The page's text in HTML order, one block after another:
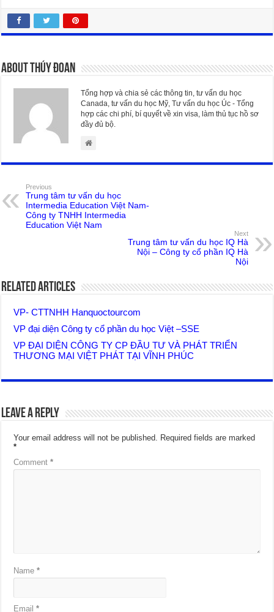
About Thúy Đoan
Tổng hợp và chia sẻ các thông tin, tư vấn du học
Canada, tư vấn du học Mỹ, Tư vấn du học Úc - Tổng
hợp các chi phí, bí quyết về xin visa, làm thủ tục hồ sơ
đầy đủ bộ.
Previous
Trung tâm tư vấn du học
Intermedia Education Việt Nam-
Công ty TNHH Intermedia
Education Việt Nam
Next
Trung tâm tư vấn du học IQ Hà
Nội – Công ty cổ phần IQ Hà
Nội
Related Articles
VP- CTTNHH Hanquoctourcom
VP đại diện Công ty cổ phần du học Việt –SSE
VP ĐẠI DIỆN CÔNG TY CP ĐẦU TƯ VÀ PHÁT TRIỂN
THƯƠNG MẠI VIỆT PHÁT TẠI VĨNH PHÚC
Leave a Reply
Your email address will not be published. Required fields are marked
*
Comment*
Name*
Email*